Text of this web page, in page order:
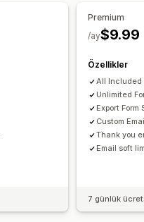
Geçmiş
Premium
$9.99
/ay
Özellikler
All Included
Unlimited
Export Form
Custom
Thank you
Email soft
7 günlük